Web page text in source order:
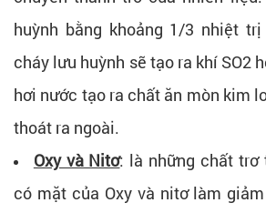
huỳnh bằng khoảng 1/3 nhiệt
cháy lưu huỳnh sẽ tạo ra khí SO2
hơi nước tạo ra chất ăn mòn kim
thoát ra ngoài.
Oxy và Nitơ: là những chất trơ
có mặt của Oxy và nitơ làm